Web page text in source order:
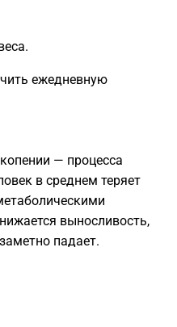
ежедневную
— процесса
в среднем теряет
выносливость,
падает.